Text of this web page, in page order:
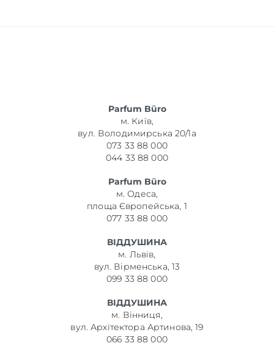
Parfum Büro
м. Київ,
вул. Володимирська 20/1а
073 33 88 000
044 33 88 000
Parfum Büro
м. Одеса,
площа Європейська, 1
077 33 88 000
ВІДДУШИНА
м. Львів,
вул. Вірменська, 13
099 33 88 000
ВІДДУШИНА
м. Вінниця,
вул. Архітектора Артинова, 19
066 33 88 000